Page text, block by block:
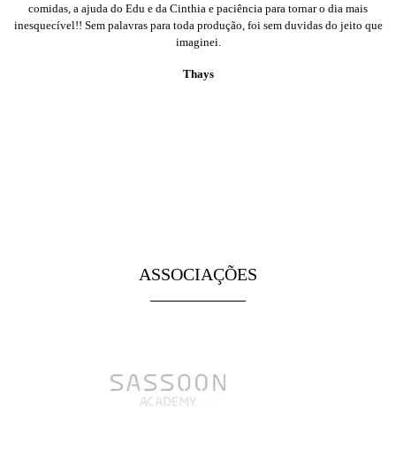
comidas, a ajuda do Edu e da Cinthia e paciência para tornar o dia mais
inesquecível!! Sem palavras para toda produção, foi sem duvidas do jeito que
imaginei.
Thays
ASSOCIAÇÕES